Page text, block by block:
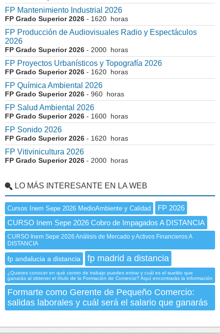
FP Mantenimiento Industrial 2026
FP Grado Superior 2026 - 1620 horas
FP Producción de Audiovisuales Radio y Espectáculos
2026
FP Grado Superior 2026 - 2000 horas
FP Proyectos Urbanísticos y Topografía 2026
FP Grado Superior 2026 - 1620 horas
FP Química Ambiental 2026
FP Grado Superior 2026 - 960 horas
FP Salud Ambiental 2026
FP Grado Superior 2026 - 1600 horas
FP Sonido 2026
FP Grado Superior 2026 - 1620 horas
FP Vitivinicultura 2026
FP Grado Superior 2026 - 2000 horas
LO MÁS INTERESANTE EN LA WEB
Cursos Inem Sepe 2026 MedioAmbiente y Calidad
FP 2026
CURSO Inem Sepe 2026 Cobro de Impagados A DISTANCIA
CURSO Inem Sepe 2026 Análisis de Mercado y Activos Financieros A
DISTANCIA
fp andalucia a distancia fp madrid a distancia
¿Quieres conocer en qué centro de trabajo puedes entrar y cuál es el sueldo que
ganarás al obtener el título de la Formación de Comercio? Aquí encontrarás la información
Formarte como Gerente de Pequeño Comercio:
salidas laborales y cuál será el salario que ganarás